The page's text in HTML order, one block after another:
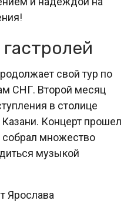
свой тур по
СНГ. Второй месяц
в столице
Концерт прошел
множество
музыкой
Ярослава